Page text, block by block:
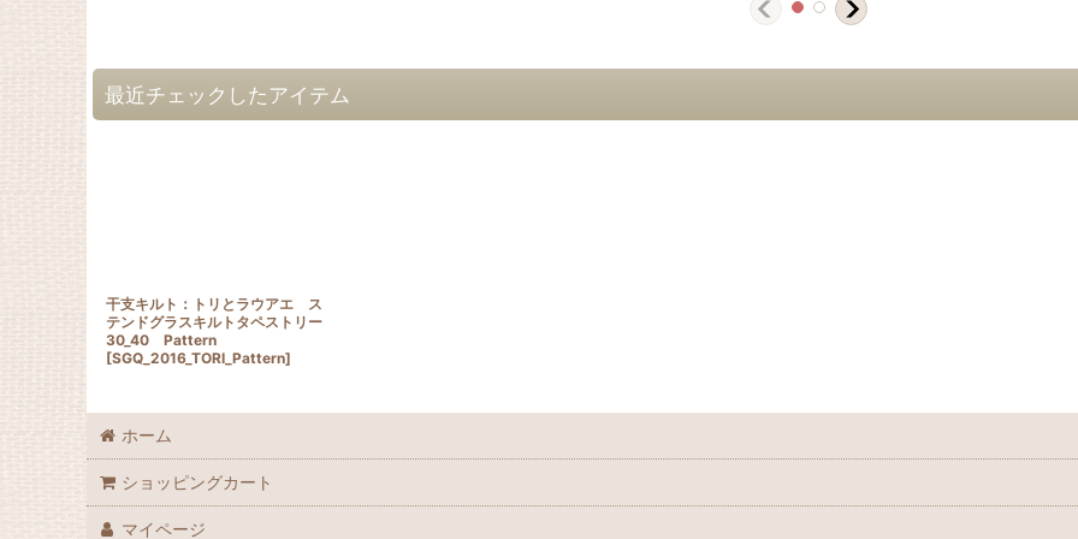
最近チェックしたアイテム
干支キルト：トリとラウアエ ス
テンドグラスキルトタペストリー
30_40 Pattern
[SGQ_2016_TORI_Pattern]
ホーム
ショッピングカート
マイページ